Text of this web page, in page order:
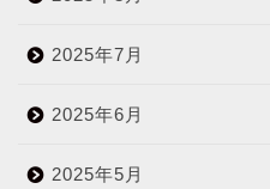
2025年7月
2025年6月
2025年5月